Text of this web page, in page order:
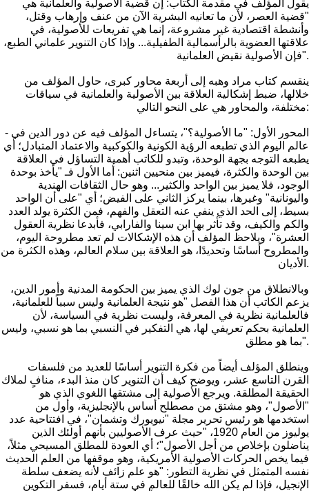
يقول المؤلف في مقدمة الكتاب: إن قضية الأصولية والعلمانية هي
"قضية العصر، لأن ما تعانيه البشرية الآن من عنف وإرهاب وقتل،
وأنشطة اقتصادية غير مشروعة، إنما هي تفريعات للأصولية، في
علاقتها العضوية بالرأسمالية الطفيلية... وإذا كان التنوير علماني الطبع،
فإن الأصولية نقيض العلمانية".
ينقسم كتاب مراد وهبه إلى أربعة محاور كبرى، حاول المؤلف من
خلالها، ضبط إشكالية العلاقة بين الأصولية والعلمانية في سياقات
مختلفة، والمحاور هي على النحو التالي:
- المحور الأول: "ما الأصولية؟"، يتساءل المؤلف فيه عن دور الدين في
عالم اليوم الذي تطبعه الرؤية الكونية والكوكبية والاعتماد المتبادل؛ أي
يطبعه التوجه بجهة الوحدة، وتبدو للكاتب أهمية التساؤل في العلاقة
بين الوحدة والكثرة، فيميز بين منحيين اثنين: أما الأول فـ "يأخذ بوحدة
الوجود، فلا يميز بين الواحد والكثير... وهو حال الثقافات الهندية
واليونانية" وغيرها، بينما يركز الثاني على الفيض؛ أي "على أن الواحد
بسيط، إلى الحد الذي ينفي عنه التعقل والفهم، فمن الكثرة يولد العدد
والكم والكيف، وقد تأثر بها ابن سينا والفارابي، فأبدعا نظرية العقول
العشرة"، ويلاحظ المؤلف أن هذه الإشكالات لم تعد مطروحة اليوم،
والمطروح أساسًا وتحديدًا، هو العلاقة بين سلام العالم، وهذه الكثرة من
الأديان.
وبالانطلاق من جون لوك الذي يميز بين الحكومة المدنية وأمور الدين،
يزعم الكاتب أن هذا الفصل "هو نتيجة العلمانية وليس سبباً للعلمانية،
فالعلمانية نظرية في المعرفة، وليست نظرية في السياسة، لأن
العلمانية بحكم تعريفي لها، هي التفكير في النسبي بما هو نسبي، وليس
بما هو مطلق".
وينطلق المؤلف أيضاً من فكرة التنوير أساسًا للعديد من فلسفات
القرن التاسع عشر، ويوضح كيف أن التنوير كان منذ البدء، منافٍ لملاك
الحقيقة المطلقة. ويرجع الأصولية إلى مشتقها اللغوي الذي هو
"الأصول"، وهو مشتق من مصطلح أساس بالإنجليزية، وأول من
استخدمها هو رئيس تحرير مجلة "نيويورك وتشمان"، في افتتاحية عدد
يوليوز من العام 1920، "حيث عرف الأصوليين بأنهم أولئك الذين
يناضلون بإخلاص من أجل الأصول"؛ أي العودة للمطلق المسيحي مثلاً،
فيما يخص الحركات الأصولية الأمريكية، وهو موقفها من العلم الحديث
نفسه المتمثل في نظرية التطور: "هو علم زائف لأنه يضعف سلطة
الإنجيل، فإذا لم يكن الله خالقًا للعالم في ستة أيام، فسفر التكوين